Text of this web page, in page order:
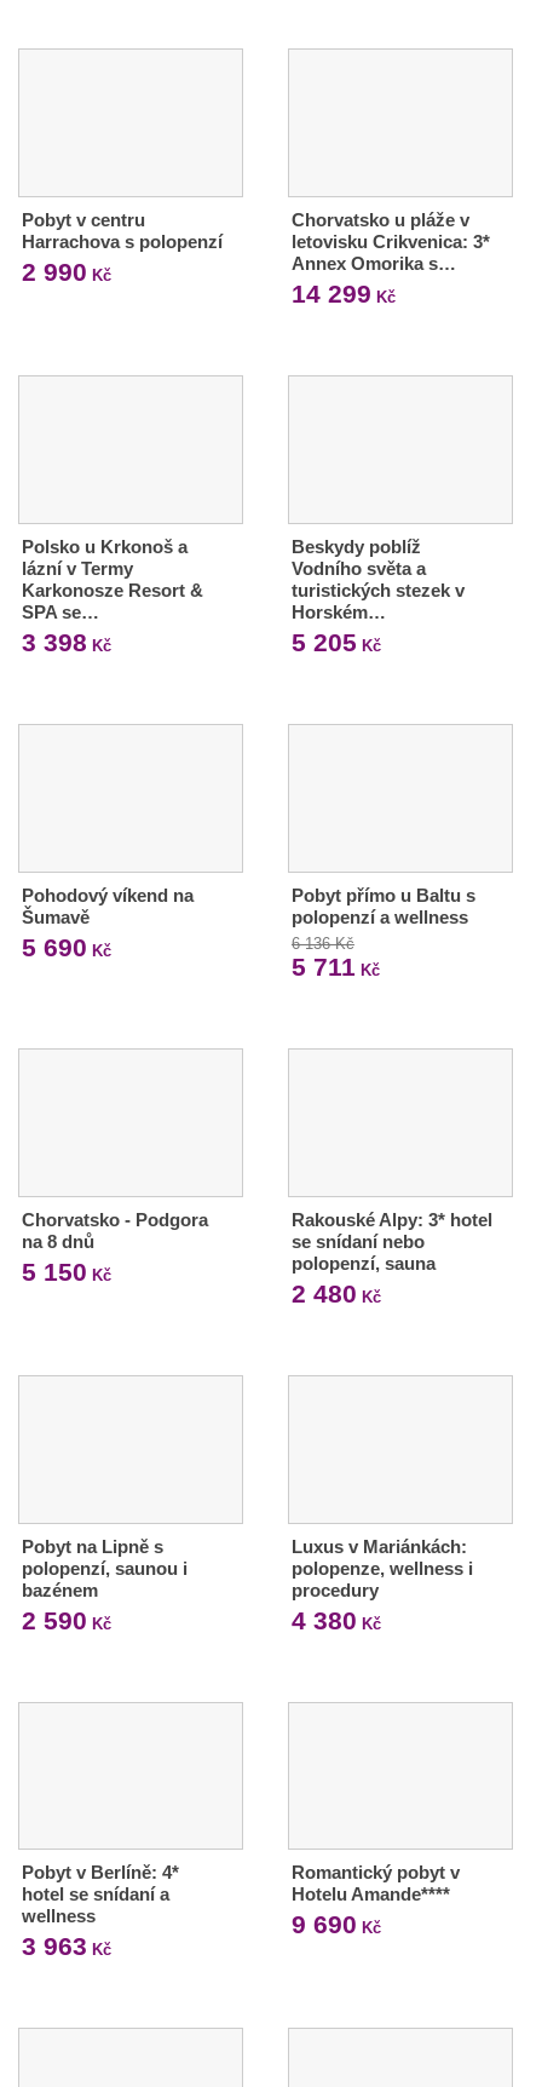
Pobyt v centru
Harrachova s polopenzí
2 990 Kč
Chorvatsko u pláže v
letovisku Crikvenica: 3*
Annex Omorika s…
14 299 Kč
Polsko u Krkonoš a
lázní v Termy
Karkonosze Resort &
SPA se…
3 398 Kč
Beskydy poblíž
Vodního světa a
turistických stezek v
Horském…
5 205 Kč
Pohodový víkend na
Šumavě
5 690 Kč
Pobyt přímo u Baltu s
polopenzí a wellness
6 136 Kč
5 711 Kč
Chorvatsko - Podgora
na 8 dnů
5 150 Kč
Rakouské Alpy: 3* hotel
se snídaní nebo
polopenzí, sauna
2 480 Kč
Pobyt na Lipně s
polopenzí, saunou i
bazénem
2 590 Kč
Luxus v Mariánkách:
polopenze, wellness i
procedury
4 380 Kč
Pobyt v Berlíně: 4*
hotel se snídaní a
wellness
3 963 Kč
Romantický pobyt v
Hotelu Amande****
9 690 Kč